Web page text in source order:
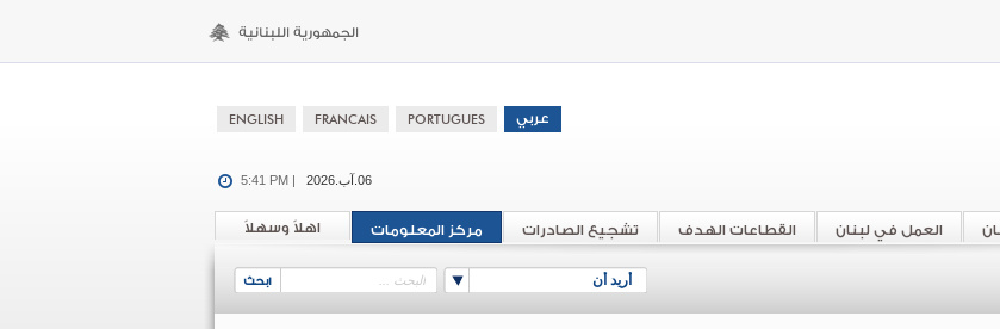
06.آب.2026 5:41 PM |
اهلاً وسهلاً مركز المعلومات تشجيع الصادرات القطاعات الهدف العمل في لبنان
أريد أن